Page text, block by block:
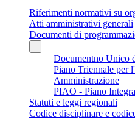
Riferimenti normativi su
Atti amministrativi generali
Documenti di
Documentno Unico
Piano Triennale per
Amministrazione
PIAO - Piano
Statuti e leggi regionali
Codice disciplinare e